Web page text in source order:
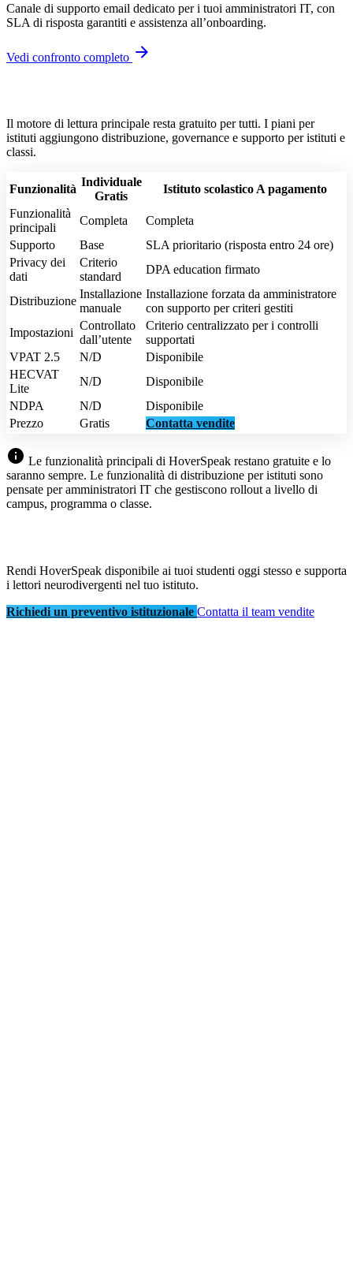
Canale di supporto email dedicato per i tuoi amministratori IT, con
SLA di risposta garantiti e assistenza all’onboarding.
Vedi confronto completo arrow_forward
Il motore di lettura principale resta gratuito per tutti. I piani per
istituti aggiungono distribuzione, governance e supporto per istituti e
classi.
Funzionalità
Individuale
Gratis
Istituto scolastico A pagamento
Funzionalità
principali
Completa
Completa
Supporto
Base
SLA prioritario (risposta entro 24 ore)
Privacy dei
dati
Criterio
standard
DPA education firmato
Distribuzione
Installazione
manuale
Installazione forzata da amministratore
con supporto per criteri gestiti
Impostazioni
Controllato
dall’utente
Criterio centralizzato per i controlli
supportati
VPAT 2.5
N/D
Disponibile
HECVAT
Lite
N/D
Disponibile
NDPA
N/D
Disponibile
Prezzo
Gratis Contatta vendite
info Le funzionalità principali di HoverSpeak restano gratuite e lo
saranno sempre. Le funzionalità di distribuzione per istituti sono
pensate per amministratori IT che gestiscono rollout a livello di
campus, programma o classe.
Rendi HoverSpeak disponibile ai tuoi studenti oggi stesso e supporta
i lettori neurodivergenti nel tuo istituto.
Richiedi un preventivo istituzionale Contatta il team vendite